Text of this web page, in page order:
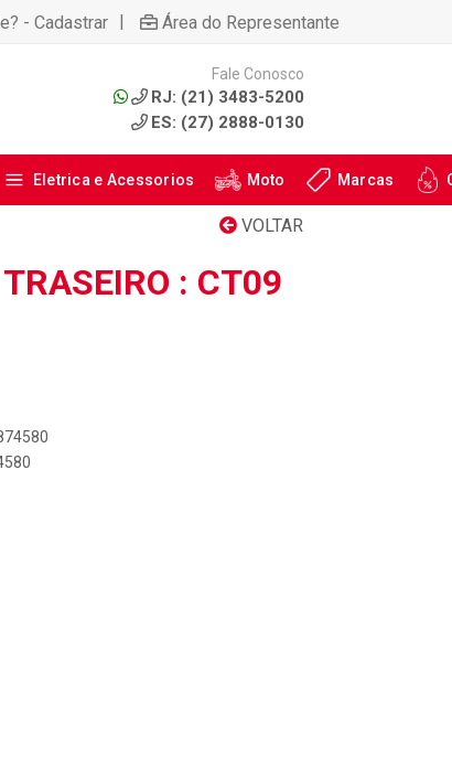
- Cadastrar | Área do Representante
Fale Conosco
RJ: (21) 3483-5200
ES: (27) 2888-0130
Eletrica e Acessorios Moto Marcas
VOLTAR
: CT09